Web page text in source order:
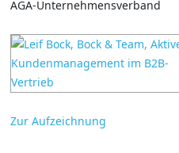
AGA-Unternehmensverband
Zur Aufzeichnung